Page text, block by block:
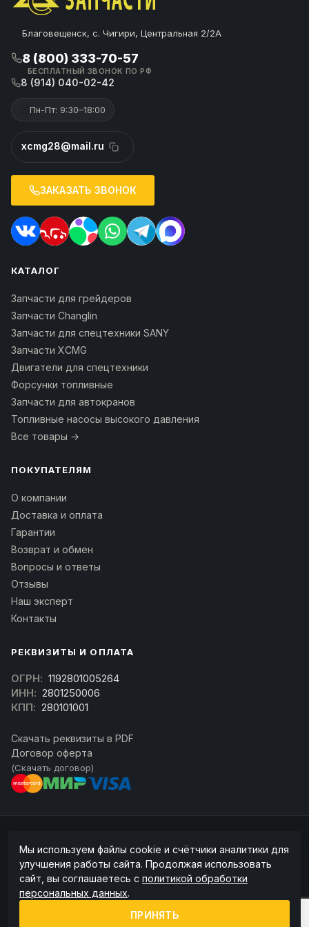
Благовещенск, с. Чигири, Центральная 2/2А
8 (800) 333-70-57
БЕСПЛАТНЫЙ ЗВОНОК ПО РФ
8 (914) 040-02-42
Пн-Пт: 9:30–18:00
xcmg28@mail.ru
ЗАКАЗАТЬ ЗВОНОК
КАТАЛОГ
Запчасти для грейдеров
Запчасти Changlin
Запчасти для спецтехники SANY
Запчасти XCMG
Двигатели для спецтехники
Форсунки топливные
Запчасти для автокранов
Топливные насосы высокого давления
Все товары →
ПОКУПАТЕЛЯМ
О компании
Доставка и оплата
Гарантии
Возврат и обмен
Вопросы и ответы
Отзывы
Наш эксперт
Контакты
РЕКВИЗИТЫ И ОПЛАТА
ОГРН: 1192801005264
ИНН: 2801250006
КПП: 280101001
Скачать реквизиты в PDF
Договор оферта
(Скачать договор)
ссылка на источник обязательна.
Информация на сайте не является публичной офертой (ст. 437 ГК РФ).
Точную стоимость и наличие уточняйте у менеджера.
Политика конфиденциальности
Пользовательское соглашение
Мы используем файлы cookie и счётчики аналитики для
улучшения работы сайта. Продолжая использовать
сайт, вы соглашаетесь с политикой обработки
персональных данных.
ПРИНЯТЬ